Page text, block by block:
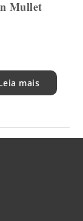
Mullet
mais